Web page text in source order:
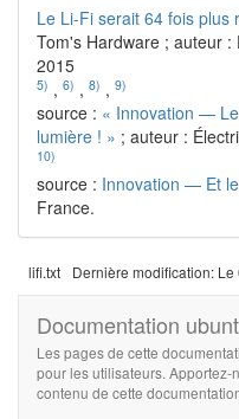
Le Li-Fi serait 64 fois plus
Tom's Hardware ; auteur
2015
5) , 6) , 8) , 9)
source : « Innovation —
lumière ! » ; auteur :
10)
source : Innovation — Et
France.
lifi.txt Dernière modification: Le
Documentation
Les pages de cette
pour les utilisateurs.
contenu de cette